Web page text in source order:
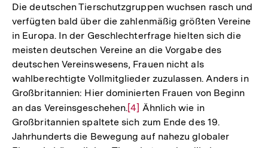
Die deutschen Tierschutzgruppen wuchsen rasch und
verfügten bald über die zahlenmäßig größten Vereine
in Europa. In der Geschlechterfrage hielten sich die
meisten deutschen Vereine an die Vorgabe des
deutschen Vereinswesens, Frauen nicht als
wahlberechtigte Vollmitglieder zuzulassen. Anders in
Großbritannien: Hier dominierten Frauen von Beginn
an das Vereinsgeschehen.Zur
Auflösung
der
[4] Ähnlich wie in
Großbritannien spaltete sich zum Ende des 19.
Jahrhunderts die Bewegung auf nahezu globaler